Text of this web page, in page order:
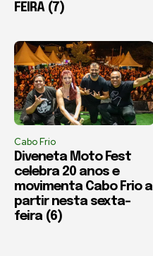
FEIRA (7)
Cabo Frio
Diveneta Moto Fest
celebra 20 anos e
movimenta Cabo Frio a
partir nesta sexta-
feira (6)